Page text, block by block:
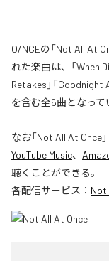
O/NCEの「Not All At
れた楽曲は、「When
Retakes」「Goodnight
を含む全6曲となって
なお「Not All At Once
YouTube Music、
聴くことができる。
各配信サービス： Not